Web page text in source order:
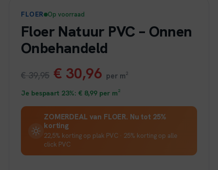
FLOER Op voorraad
Floer Natuur PVC – Onnen
Onbehandeld
€39,95 Oorspronkelijke
prijs
was:
€ 39,95.
€ 30,96 Huidige
prijs
is:
€ 30,96.
per m²
Je bespaart 23%: € 8,99 per m²
ZOMERDEAL van FLOER. Nu tot 25%
korting
22,5% korting op plak PVC · 25% korting op alle
click PVC